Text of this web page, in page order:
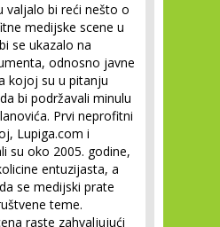
valjalo bi reći nešto o
medijske scene u
se ukazalo na
odnosno javne
kojoj su u pitanju
bi podržavali minulu
Prvi neprofitni
Lupiga.com i
su oko 2005. godine,
entuzijasta, a
se medijski prate
teme.
raste zahvaljujući